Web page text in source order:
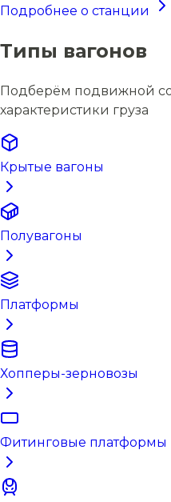
Подробнее о станции
Типы вагонов
Подберём подвижной
характеристики груза
Крытые вагоны
Полувагоны
Платформы
Хопперы-зерновозы
Фитинговые платформы